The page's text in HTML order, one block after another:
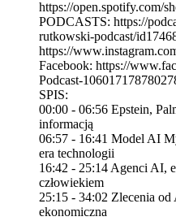
https://open.spotify.com/
PODCASTS: https://
rutkowski-podcast/
https://
Facebook: https://
Podcast-
SPIS:
00:00 - 06:56 Epstein,
informacją
06:57 - 16:41 Model AI
era technologii
16:42 - 25:14 Agenci AI,
człowiekiem
25:15 - 34:02 Zlecenia
ekonomiczna